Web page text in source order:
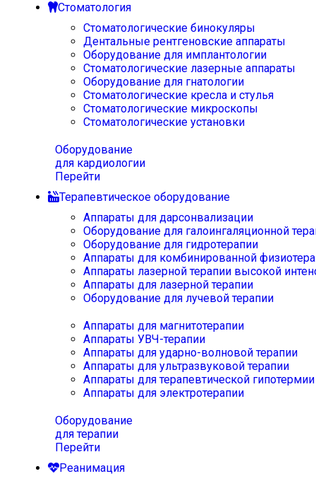
Стоматология
Стоматологические бинокуляры
Дентальные рентгеновские аппараты
Оборудование для имплантологии
Стоматологические лазерные аппараты
Оборудование для гнатологии
Стоматологические кресла и стулья
Стоматологические микроскопы
Стоматологические установки
Оборудование
для кардиологии
Перейти
Терапевтическое оборудование
Аппараты для дарсонвализации
Оборудование для галоингаляционной
Оборудование для гидротерапии
Аппараты для комбинированной
Аппараты лазерной терапии высокой
Аппараты для лазерной терапии
Оборудование для лучевой терапии
Аппараты для магнитотерапии
Аппараты УВЧ-терапии
Аппараты для ударно-волновой терапии
Аппараты для ультразвуковой терапии
Аппараты для терапевтической
Аппараты для электротерапии
Оборудование
для терапии
Перейти
Реанимация